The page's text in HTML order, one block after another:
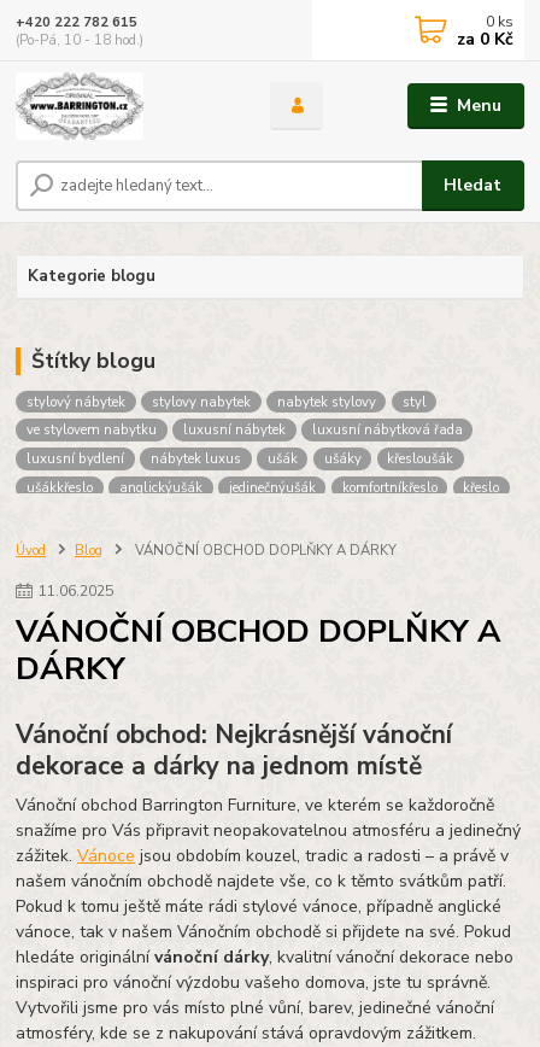
Menu
Hledat
+420 222 782 615
(Po-Pá, 10 - 18 hod.)
0 ks
za 0 Kč
Kategorie blogu
Štítky blogu
stylový nábytek stylovy nabytek nabytek stylovy
styl
ve stylovem nabytku
luxusní nábytek
luxusní nábytková řada
luxusní bydlení
nábytek luxus ušák ušáky
křesloušák
ušákkřeslo
anglickýušák jedinečnýušák komfortníkřeslo
křeslo
sedací soupravy do hotelu
sedací soupravy hotel
Úvod Blog VÁNOČNÍ OBCHOD DOPLŇKY A DÁRKY
11.06.2025
VÁNOČNÍ OBCHOD DOPLŇKY A
DÁRKY
Vánoční obchod: Nejkrásnější vánoční
dekorace a dárky na jednom místě
Vánoční obchod Barrington Furniture, ve kterém se každoročně
snažíme pro Vás připravit neopakovatelnou atmosféru a jedinečný
zážitek.Vánoce jsou obdobím kouzel, tradic a radosti – a právě v
našem vánočním obchodě najdete vše, co k těmto svátkům patří.
Pokud k tomu ještě máte rádi stylové vánoce, případně anglické
vánoce, tak v našem Vánočním obchodě si přijdete na své. Pokud
hledáte originálnívánoční dárky, kvalitní vánoční dekorace nebo
inspiraci pro vánoční výzdobu vašeho domova, jste tu správně.
Vytvořili jsme pro vás místo plné vůní, barev, jedinečné vánoční
atmosféry, kde se z nakupování stává opravdovým zážitkem.